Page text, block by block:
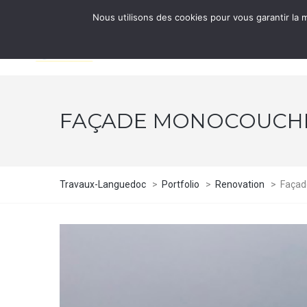
FAÇADE
Travaux-Languedoc > Portfolio > Renovation >
Nous utilisons des cookies pour vous garantir